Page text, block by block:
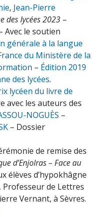
, Jean-Pierre
des lycées 2023 –
Avec le soutien
générale à la langue
du Ministère de la
– Édition 2019
des lycées.
lycéen du livre de
avec les auteurs des
NOGUÈS –
– Dossier
de remise des
d’Enjolras – Face au
élèves d’hypokhâgne
Professeur de Lettres
Vernant, à Sèvres.